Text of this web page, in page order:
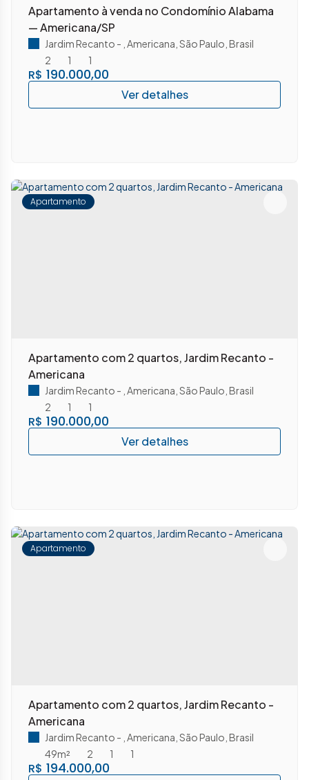
Apartamento à venda no Condomínio Alabama
— Americana/SP
R$ 190.000,00
Jardim Recanto Americana São Paulo Brasil
2
1 1
Apartamento
Apartamento com 2 quartos, Jardim Recanto -
Americana
R$ 190.000,00
Jardim Recanto Americana São Paulo Brasil
2
1 1
Apartamento
Apartamento com 2 quartos, Jardim Recanto -
Americana
R$ 194.000,00
Jardim Recanto Americana São Paulo Brasil
2
1
49m² 1